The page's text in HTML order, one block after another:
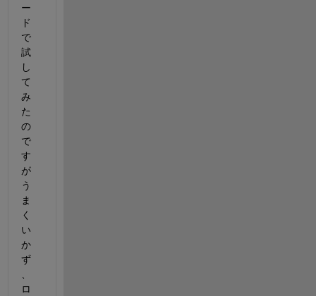
ー
ド
で
試
し
て
み
た
の
で
す
が
う
ま
く
い
か
ず
ロ